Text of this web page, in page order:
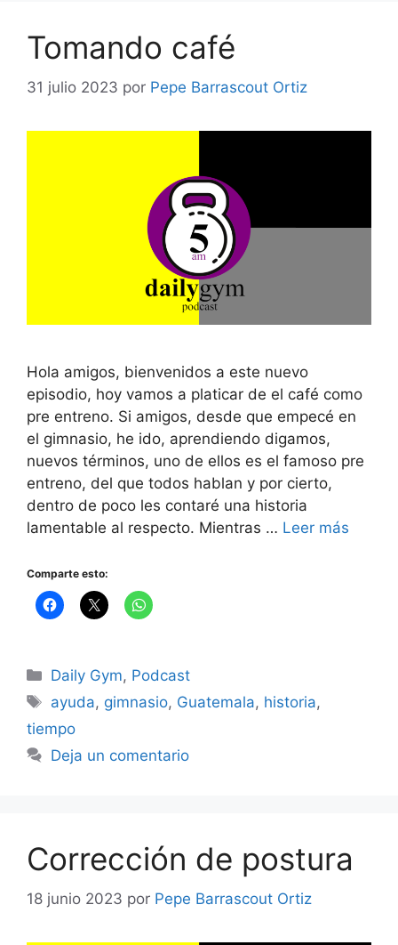
Tomando café
31 julio 2023 por Pepe Barrascout Ortiz
Hola amigos, bienvenidos a este nuevo
episodio, hoy vamos a platicar de el café como
pre entreno. Si amigos, desde que empecé en
el gimnasio, he ido, aprendiendo digamos,
nuevos términos, uno de ellos es el famoso pre
entreno, del que todos hablan y por cierto,
dentro de poco les contaré una historia
lamentable al respecto. Mientras … Leer más
Comparte esto:
Categorías
Daily Gym, Podcast
Etiquetas
ayuda, gimnasio, Guatemala, historia,
tiempo
Deja un comentario
Corrección de postura
18 junio 2023 por Pepe Barrascout Ortiz